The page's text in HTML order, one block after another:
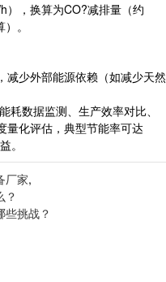
），换算为CO?减排量（约
。
减少外部能源依赖（如减少天然
耗数据监测、生产效率对比、
量化评估，典型节能率可达
。
厂家,
？
些挑战？